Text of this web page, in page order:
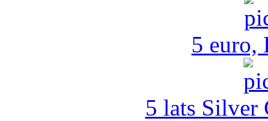
5 euro,
5 lats Silver